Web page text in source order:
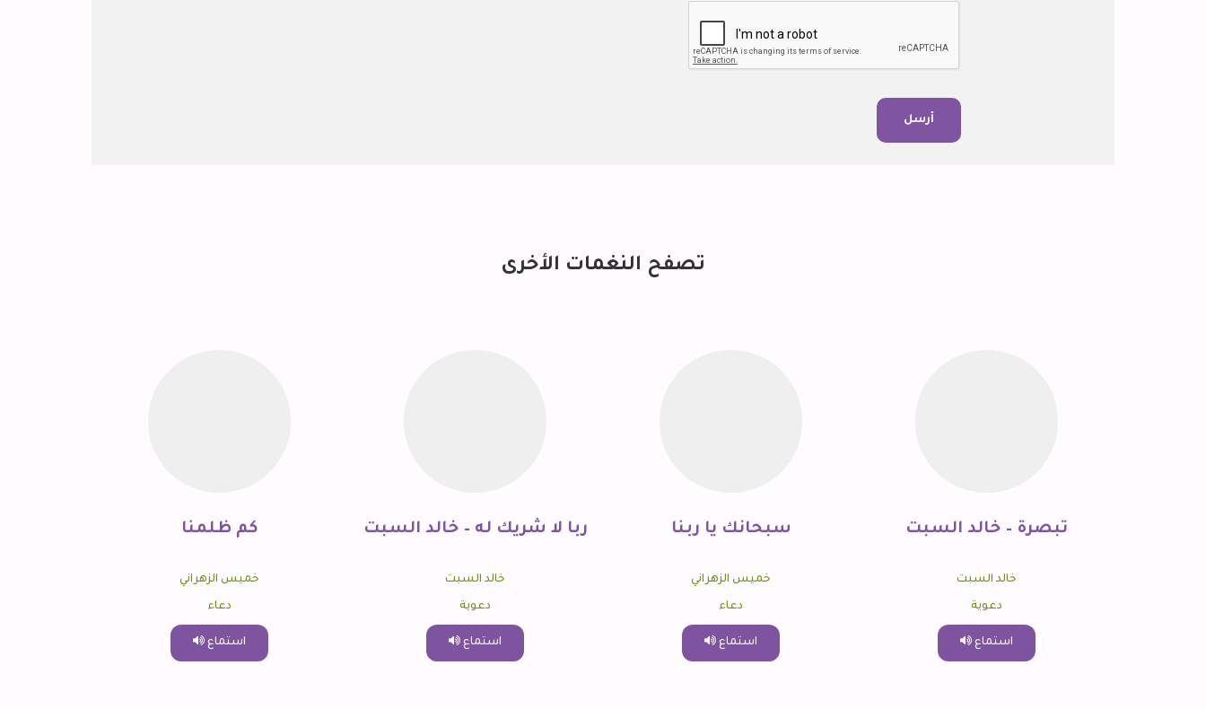
تصفح النغمات الأخرى
تبصرة – خالد السبت
خالد السبت
دعوية
استماع
سبحانك يا ربنا
خميس الزهراني
دعاء
استماع
ربا لا شريك له – خالد السبت
خالد السبت
دعوية
استماع
كم ظلمنا
خميس الزهراني
دعاء
استماع